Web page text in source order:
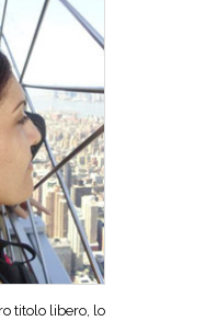
titolo libero, lo